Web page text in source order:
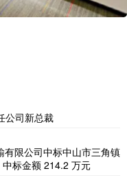
公司新总裁
有限公司中标中山市三角镇
标金额 214.2 万元